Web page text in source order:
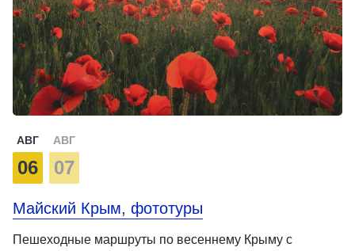
АВГ
06
АВГ
07
Майский Крым, фототуры
Пешеходные маршруты по весеннему Крыму с